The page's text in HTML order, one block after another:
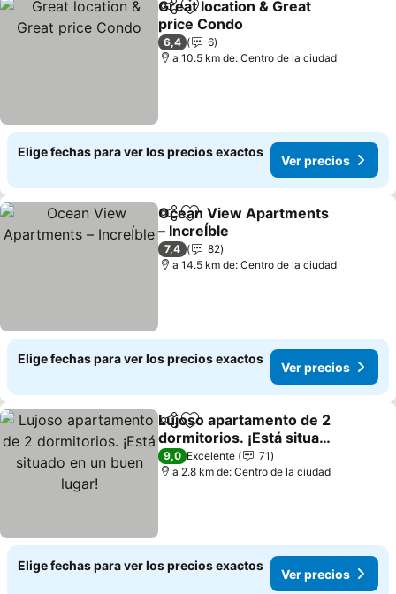
CompartirAgregar a favoritos
Great location & Great
price Condo
6,4
6
a 10.5 km de: Centro de la ciudad
Elige fechas para ver los precios exactos
Ver precios
CompartirAgregar a favoritos
Ocean View Apartments
– IncreÍble
7,4
82
a 14.5 km de: Centro de la ciudad
Elige fechas para ver los precios exactos
Ver precios
CompartirAgregar a favoritos
Lujoso apartamento de 2
dormitorios. ¡Está situado
en un buen lugar!
9,0 Excelente
71
a 2.8 km de: Centro de la ciudad
Elige fechas para ver los precios exactos
Ver precios